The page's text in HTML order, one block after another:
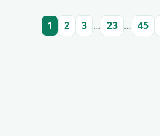
1 2 3 … 23 … 45